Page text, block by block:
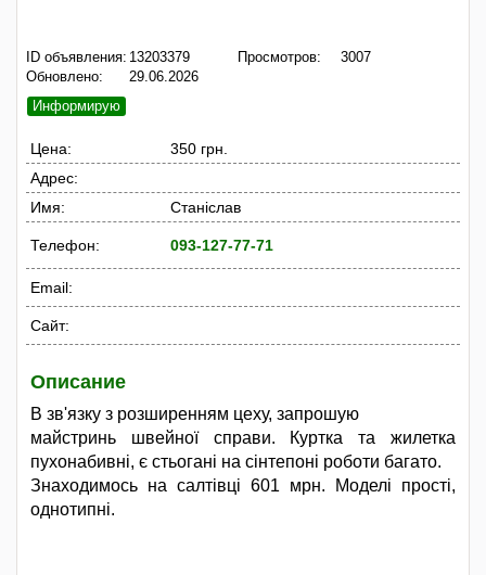
ID объявления: 13203379
Обновлено:
29.06.2026
Просмотров: 3007
Информирую
Цена:
350 грн.
Адрес:
Имя:
Станіслав
Телефон: 093-127-77-71
Email:
Сайт:
Описание
В зв'язку з розширенням цеху, запрошую
майстринь швейної справи. Куртка та жилетка
пухонабивні, є стьогані на сінтепоні роботи багато.
Знаходимось на салтівці 601 мрн. Моделі прості,
однотипні.